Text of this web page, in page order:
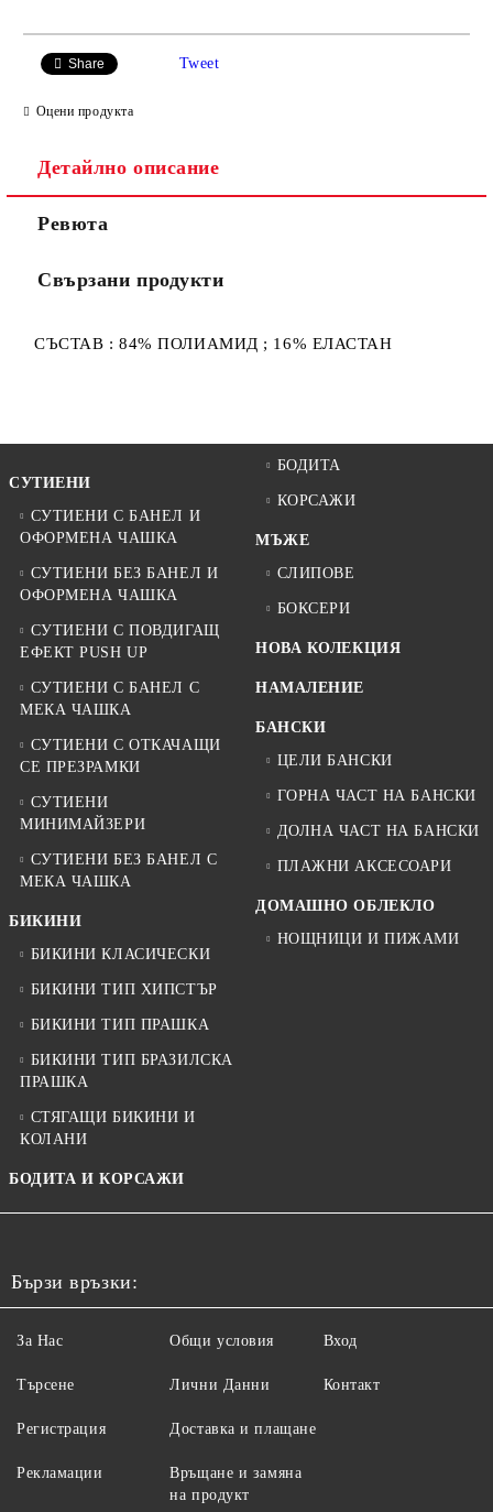
Share Tweet
Оцени продукта
Детайлно описание
Ревюта
Свързани продукти
СЪСТАВ : 84% ПОЛИАМИД ; 16% ЕЛАСТАН
СУТИЕНИ
СУТИЕНИ С БАНЕЛ И
ОФОРМЕНА ЧАШКА
СУТИЕНИ БЕЗ БАНЕЛ И
ОФОРМЕНА ЧАШКА
СУТИЕНИ С ПОВДИГАЩ
ЕФЕКТ PUSH UP
СУТИЕНИ С БАНЕЛ С
МЕКА ЧАШКА
СУТИЕНИ С ОТКАЧАЩИ
СЕ ПРЕЗРАМКИ
СУТИЕНИ
МИНИМАЙЗЕРИ
СУТИЕНИ БЕЗ БАНЕЛ С
МЕКА ЧАШКА
БИКИНИ
БИКИНИ КЛАСИЧЕСКИ
БИКИНИ ТИП ХИПСТЪР
БИКИНИ ТИП ПРАШКА
БИКИНИ ТИП БРАЗИЛСКА
ПРАШКА
СТЯГАЩИ БИКИНИ И
КОЛАНИ
БОДИТА И КОРСАЖИ
БОДИТА
КОРСАЖИ
МЪЖЕ
СЛИПОВЕ
БОКСЕРИ
НОВА КОЛЕКЦИЯ
НАМАЛЕНИЕ
БАНСКИ
ЦЕЛИ БАНСКИ
ГОРНА ЧАСТ НА БАНСКИ
ДОЛНА ЧАСТ НА БАНСКИ
ПЛАЖНИ АКСЕСОАРИ
ДОМАШНО ОБЛЕКЛО
НОЩНИЦИ И ПИЖАМИ
Бързи връзки:
За Нас
Търсене
Регистрация
Рекламации
Общи условия
Лични Данни
Доставка и плащане
Връщане и замяна
на продукт
Вход
Контакт